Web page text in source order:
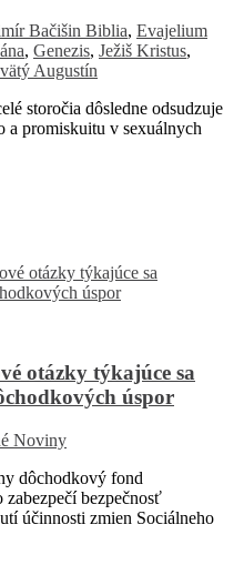
Bačišin Biblia, Evajelium
, Genezis, Ježiš Kristus,
Augustín
storočia dôsledne odsudzuje
a promiskuitu v sexuálnych
otázky týkajúce sa
úspor
Noviny
dôchodkový fond
bezpečnosť
účinnosti zmien Sociálneho